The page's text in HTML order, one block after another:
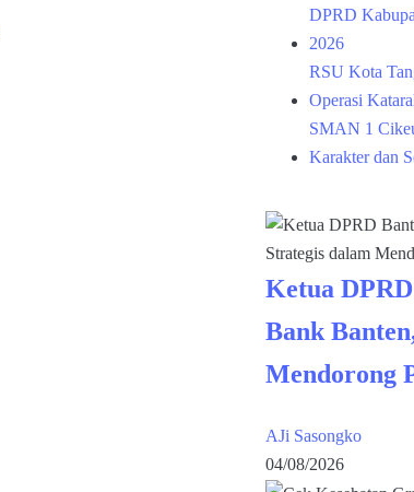
DPRD
2026
RSU Kota
Operasi
SMAN 1
Karakter dan
Ketua
Bank
Mendorong
AJi Sasongko
04/08/2026